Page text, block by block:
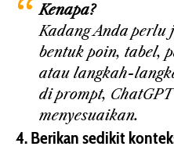
Kenapa?
Kadang Anda
bentuk poin, tabel,
atau langkah-
di prompt,
menyesuaikan.
4.Berikan sedikit